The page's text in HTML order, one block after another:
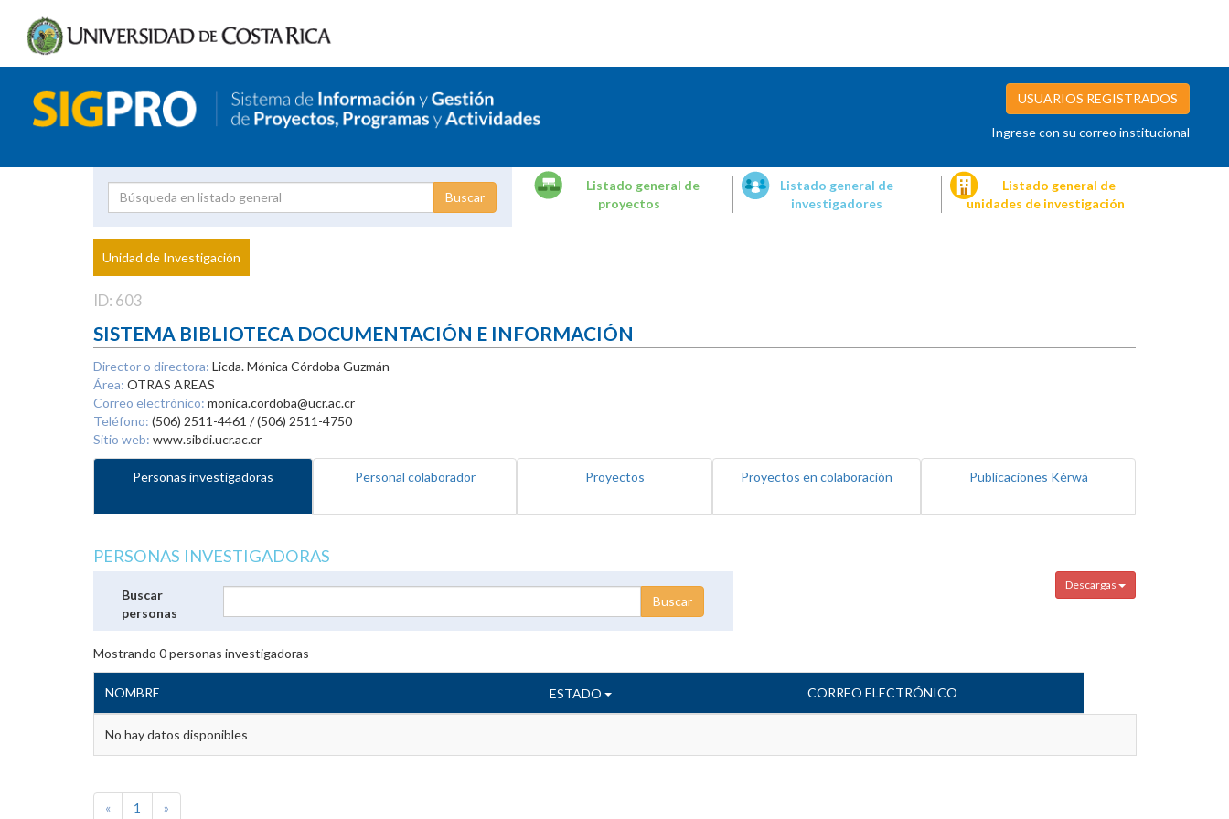
USUARIOS REGISTRADOS
Ingrese con su correo institucional
Proyecto
Investigador
Listado general de
proyectos
Listado general de
investigadores
Listado general de
unidades de investigación
Unidad de Investigación
ID: 603
SISTEMA BIBLIOTECA DOCUMENTACIÓN E INFORMACIÓN
Director o directora: Licda. Mónica Córdoba Guzmán
Área: OTRAS AREAS
Correo electrónico: monica.cordoba@ucr.ac.cr
Teléfono: (506) 2511-4461 / (506) 2511-4750
Sitio web: www.sibdi.ucr.ac.cr
Personas investigadoras Personal colaborador Proyectos Proyectos en colaboración Publicaciones Kérwá
PERSONAS INVESTIGADORAS
Descargas
Buscar
personas
Mostrando 0personas investigadoras
NOMBRE ESTADO CORREO ELECTRÓNICO
No hay datos disponibles
« 1 »